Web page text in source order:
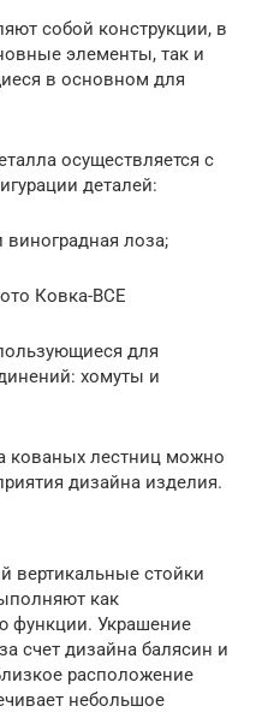
собой конструкции, в
элементы, так и
в основном для
осуществляется с
деталей:
виноградная лоза;
Ковка-ВСЕ
для
хомуты и
кованых лестниц можно
дизайна изделия.
вертикальные стойки
как
функции. Украшение
счет дизайна балясин и
расположение
небольшое